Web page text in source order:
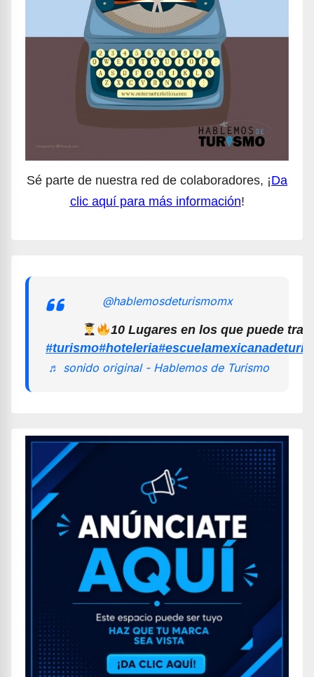
Sé parte de nuestra red de colaboradores, ¡Da
clic aquí para más información!
@hablemosdeturismomx
10 Lugares en los que puede
#turismo#hoteleria
♬ sonido original - Hablemos de Turismo